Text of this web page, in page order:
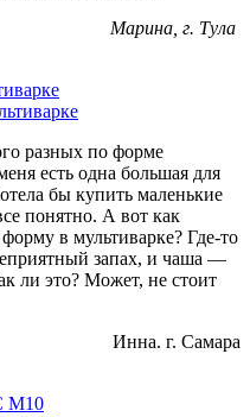
Марина, г. Тула
разных по форме
есть одна большая для
бы купить маленькие
понятно. А вот как
в мультиварке? Где-то
запах, и чаша —
ли это? Может, не стоит
Инна. г. Самара
M10